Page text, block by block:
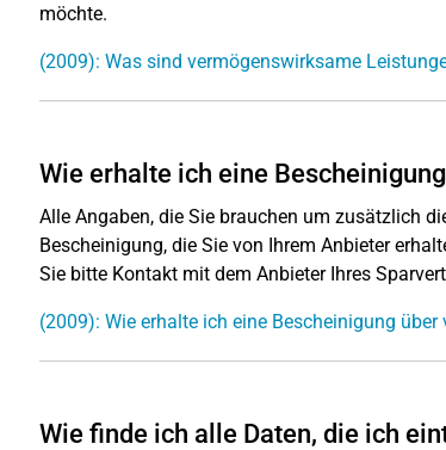
möchte.
(2009): Was sind vermögenswirksame
Wie erhalte ich eine
Alle Angaben, die Sie brauchen um zusätzlich
Bescheinigung, die Sie von Ihrem Anbieter
Sie bitte Kontakt mit dem Anbieter Ihres
(2009): Wie erhalte ich eine Bescheinigung
Wie finde ich alle Daten, die ich